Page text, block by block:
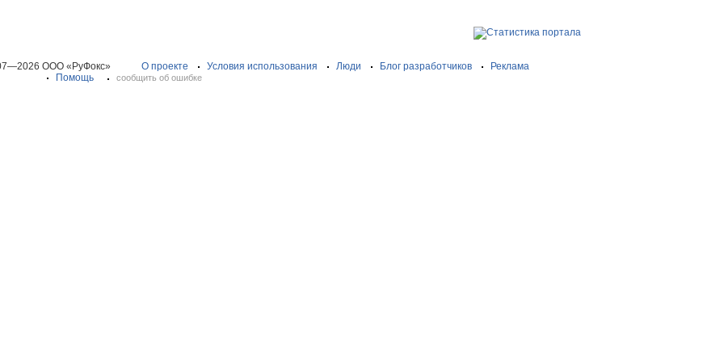
ООО «РуФокс» О проекте Условия использования Люди Блог разработчиков
Реклама
Помощь
сообщить об ошибке